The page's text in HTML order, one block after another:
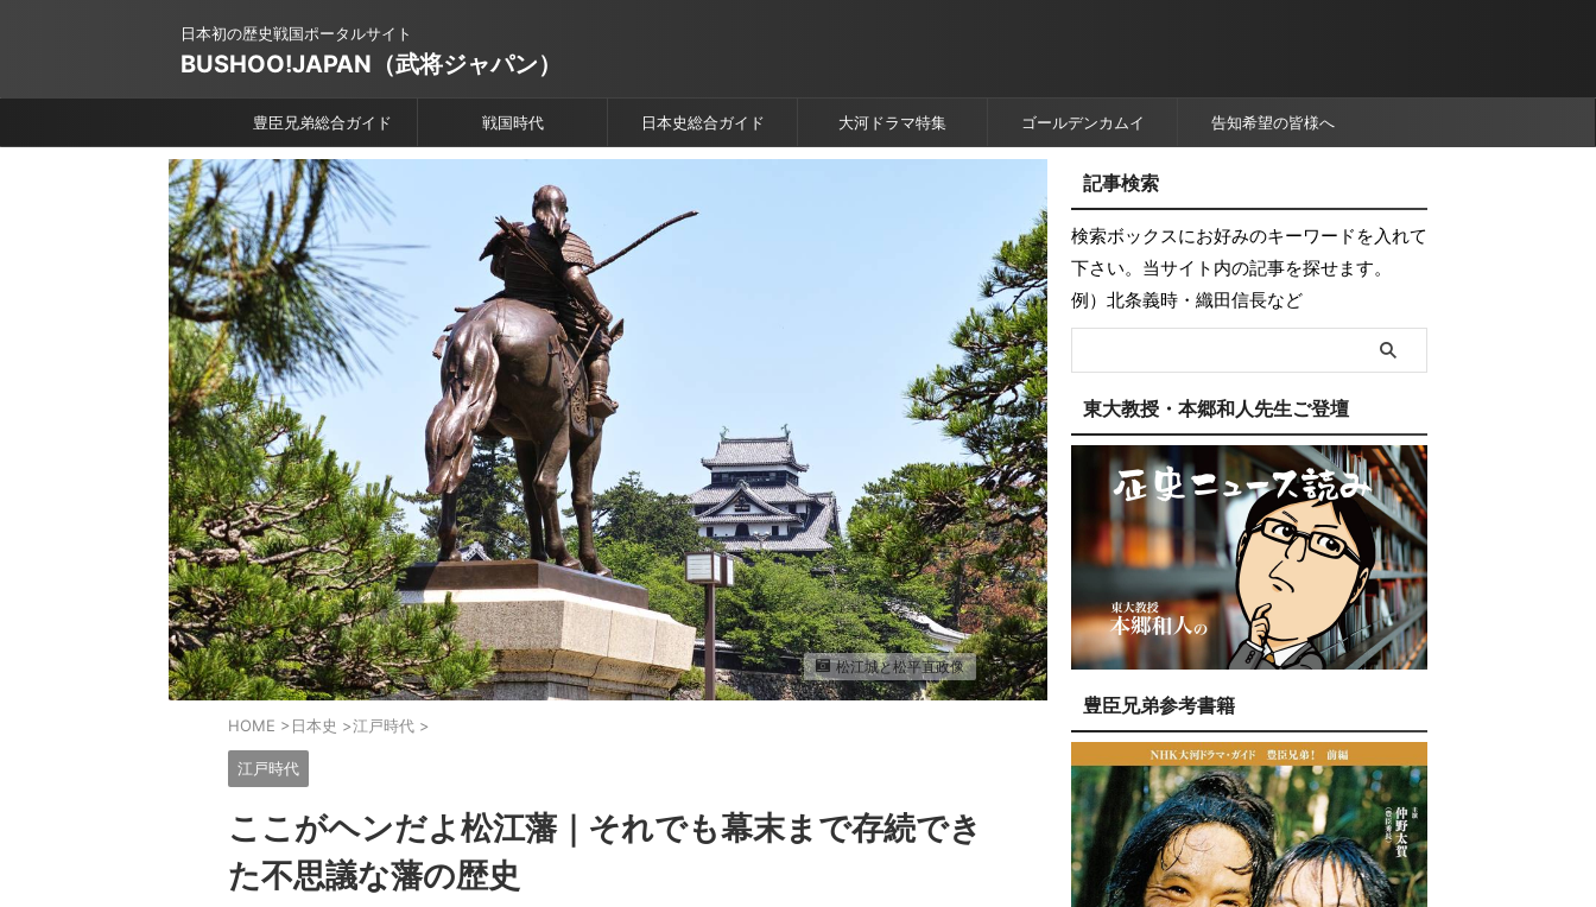
日本初の歴史戦国ポータルサイト
BUSHOO!JAPAN（武将ジャパン）
豊臣兄弟総合ガイド 戦国時代 日本史総合ガイド 大河ドラマ特集 ゴールデンカムイ 告知希望の皆様へ
松江城と松平直政像
HOME >日本史 >江戸時代 >
江戸時代
ここがヘンだよ松江藩｜それでも幕末まで存続でき
た不思議な藩の歴史
記事検索
検索ボックスにお好みのキーワードを入れて
下さい。当サイト内の記事を探せます。
例）北条義時・織田信長など
東大教授・本郷和人先生ご登壇
豊臣兄弟参考書籍